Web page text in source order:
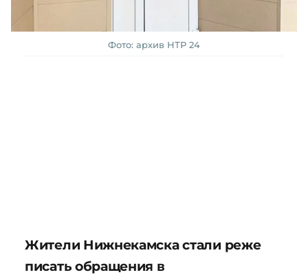
Фото: архив НТР 24
Жители Нижнекамска стали реже
писать обращения в